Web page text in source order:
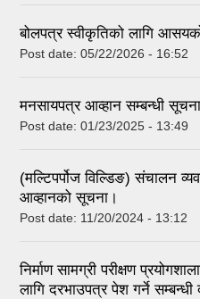
बोलपत्र स्वीकृतिको लागि
Post date: 05/22/2026 - 16:52
मनसायपत्र आव्हान सम्बन्धी सूचना
Post date: 01/23/2025 - 13:49
(मल्टिपर्पोज विल्डिङ) संचालन
आव्हानको सूचना।
Post date: 11/20/2024 - 13:12
निर्माण सामग्री परीक्षण
लागि दरभाउपत्र पेश गर्ने